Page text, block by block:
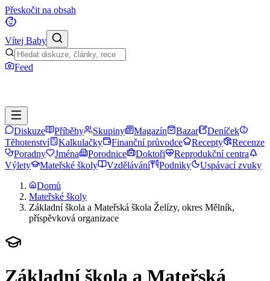
Přeskočit na obsah
Vítej Baby
Feed
Diskuze Příběhy Skupiny Magazín Bazar
Deníček
Těhotenství
Kalkulačky Finanční průvodce Recepty
Recenze
Poradny
Jména Porodnice Doktoři
Reprodukční centra
Výlety
Mateřské školy Vzdělávání Podniky
Uspávací zvuky
Domů
Mateřské školy
Základní škola a Mateřská škola Želízy, okres Mělník,
příspěvková organizace
Základní škola a Mateřská